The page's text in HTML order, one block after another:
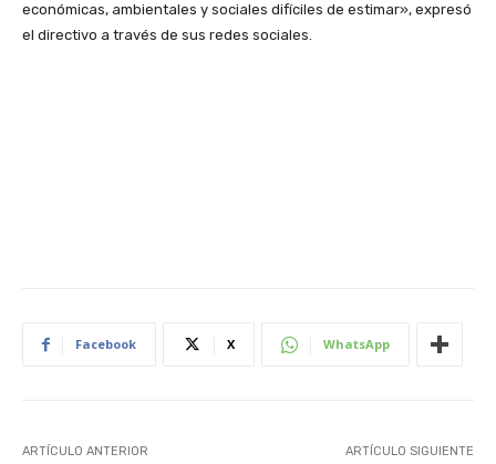
económicas, ambientales y sociales difíciles de estimar», expresó
el directivo a través de sus redes sociales.
Facebook X WhatsApp
ARTÍCULO ANTERIOR ARTÍCULO SIGUIENTE